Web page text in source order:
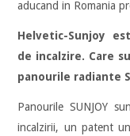
aducand in Romania
Helvetic-Sunjoy
de incalzire. Care
panourile radiante
Panourile SUNJOY
incalzirii, un patent